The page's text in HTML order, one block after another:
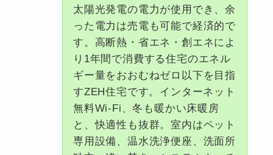
太陽光発電の電力が使用でき、余
った電力は売電も可能で経済的で
す。高断熱・省エネ・創エネによ
り1年間で消費する住宅のエネル
ギー量をおおむねゼロ以下を目指
すZEH住宅です。インターネット
無料Wi-Fi、冬も暖かい床暖房
と、快適性も抜群。室内はペット
専用設備、温水洗浄便座、洗面所